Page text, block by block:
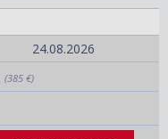
24.08.2026
(385 €)